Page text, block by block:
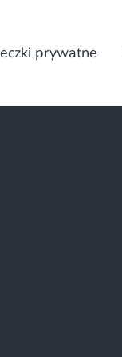
prywatne